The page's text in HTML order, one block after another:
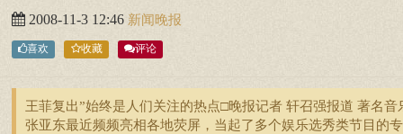
2008-11-3 12:46 新闻晚报
喜欢 收藏 评论
王菲复出”始终是人们关注的热点□晚报记者 轩召强报道 著名音
张亚东最近频频亮相各地荧屏，当起了多个娱乐选秀类节目的